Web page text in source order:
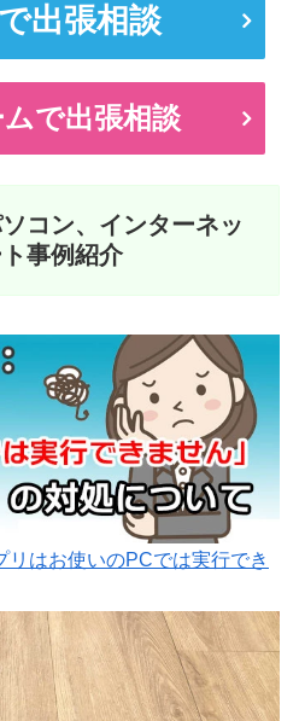
出張相談
で出張相談
コン、インターネッ
事例紹介
はお使いのPCでは実行でき